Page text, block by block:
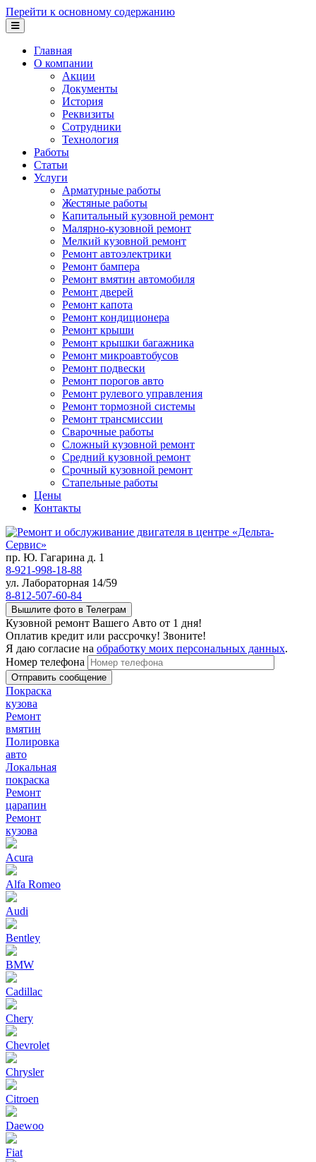
Перейти к основному содержанию
Главная
О компании
Акции
Документы
История
Реквизиты
Сотрудники
Технология
Работы
Статьи
Услуги
Арматурные работы
Жестяные работы
Капитальный кузовной ремонт
Малярно-кузовной ремонт
Мелкий кузовной ремонт
Ремонт автоэлектрики
Ремонт бампера
Ремонт вмятин автомобиля
Ремонт дверей
Ремонт капота
Ремонт кондиционера
Ремонт крыши
Ремонт крышки багажника
Ремонт микроавтобусов
Ремонт подвески
Ремонт порогов авто
Ремонт рулевого управления
Ремонт тормозной системы
Ремонт трансмиссии
Сварочные работы
Сложный кузовной ремонт
Средний кузовной ремонт
Срочный кузовной ремонт
Стапельные работы
Цены
Контакты
пр. Ю. Гагарина д. 1
8-921-998-18-88
ул. Лабораторная 14/59
8-812-507-60-84
Вышлите фото в Телеграм
Кузовной ремонт Вашего Авто от 1 дня!
Оплатив кредит или рассрочку! Звоните!
Я даю согласие на обработку моих персональных данных.
Номер телефона
Покраска
кузова
Ремонт
вмятин
Полировка
авто
Локальная
покраска
Ремонт
царапин
Ремонт
кузова
Acura
Alfa Romeo
Audi
Bentley
BMW
Cadillac
Chery
Chevrolet
Chrysler
Citroen
Daewoo
Fiat